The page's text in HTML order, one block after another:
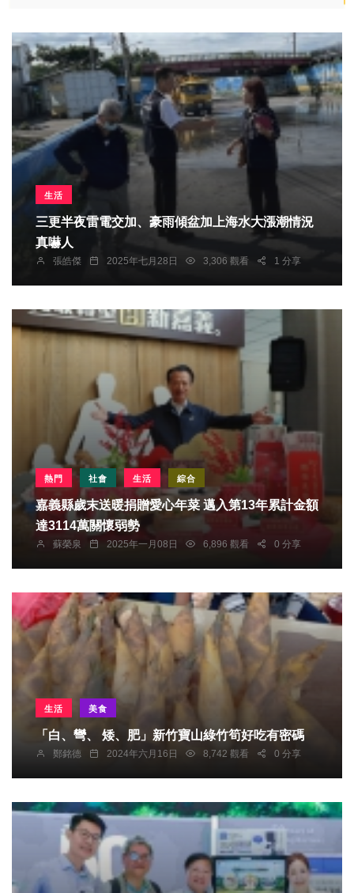
生活
三更半夜雷電交加、豪雨傾盆加上海水大漲潮情況
真嚇人
張皓傑 2025年七月28日 3,306 觀看 1 分享
熱門 社會 生活 綜合
嘉義縣歲末送暖捐贈愛心年菜 邁入第13年累計金額
達3114萬關懷弱勢
蘇榮泉 2025年一月08日 6,896 觀看 0 分享
生活 美食
「白、彎、 矮、肥」新竹寶山綠竹筍好吃有密碼
鄭銘德 2024年六月16日 8,742 觀看 0 分享